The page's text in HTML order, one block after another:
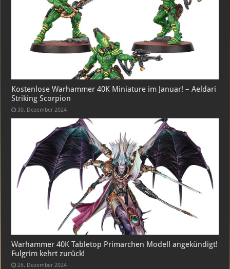
Kostenlose Warhammer 40K Miniature im Januar! – Aeldari
Striking Scorpion
30. Dezember 2024
Warhammer 40K Tabletop Primarchen Modell angekündigt!
Fulgrim kehrt zurück!
26. Dezember 2024